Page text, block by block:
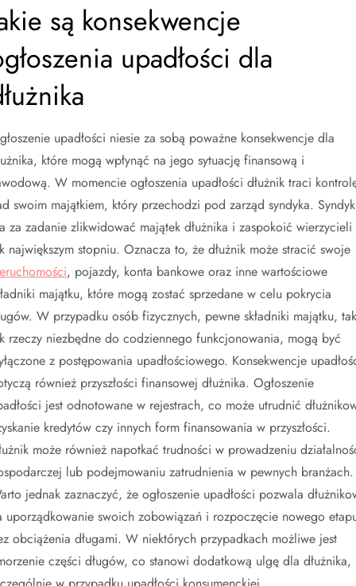
są konsekwencje
upadłości dla
upadłości niesie za sobą poważne konsekwencje dla
które mogą wpłynąć na jego sytuację finansową i
W momencie ogłoszenia upadłości dłużnik traci
swoim majątkiem, który przechodzi pod zarząd syndyka. Syndyk
za zadanie zlikwidować majątek dłużnika i zaspokoić wierzycieli
największym stopniu. Oznacza to, że dłużnik może stracić swoje
, pojazdy, konta bankowe oraz inne wartościowe
majątku, które mogą zostać sprzedane w celu pokrycia
W przypadku osób fizycznych, pewne składniki majątku,
rzeczy niezbędne do codziennego funkcjonowania, mogą być
z postępowania upadłościowego. Konsekwencje
również przyszłości finansowej dłużnika. Ogłoszenie
jest odnotowane w rejestrach, co może utrudnić
kredytów czy innych form finansowania w przyszłości.
może również napotkać trudności w prowadzeniu
lub podejmowaniu zatrudnienia w pewnych branżach.
jednak zaznaczyć, że ogłoszenie upadłości pozwala
uporządkowanie swoich zobowiązań i rozpoczęcie nowego
obciążenia długami. W niektórych przypadkach możliwe jest
części długów, co stanowi dodatkową ulgę dla dłużnika,